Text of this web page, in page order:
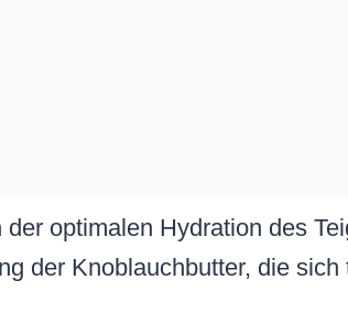
optimalen Hydration des
der Knoblauchbutter, die